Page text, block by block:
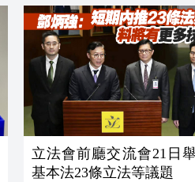
立法會前廳交流會21日
基本法23條立法等議題